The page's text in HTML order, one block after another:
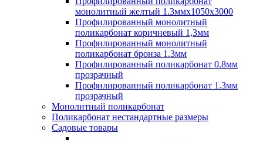
монолитный желтый 1.3ммх1050х3000
Профилированный монолитный
поликарбонат коричневый 1,3мм
Профилированный монолитный
поликарбонат бронза 1.3мм
Профилированный поликарбонат 0.8мм
прозрачный
Профилированный поликарбонат 1.3мм
прозрачный
Монолитный поликарбонат
Поликарбонат нестандартные размеры
Садовые товары